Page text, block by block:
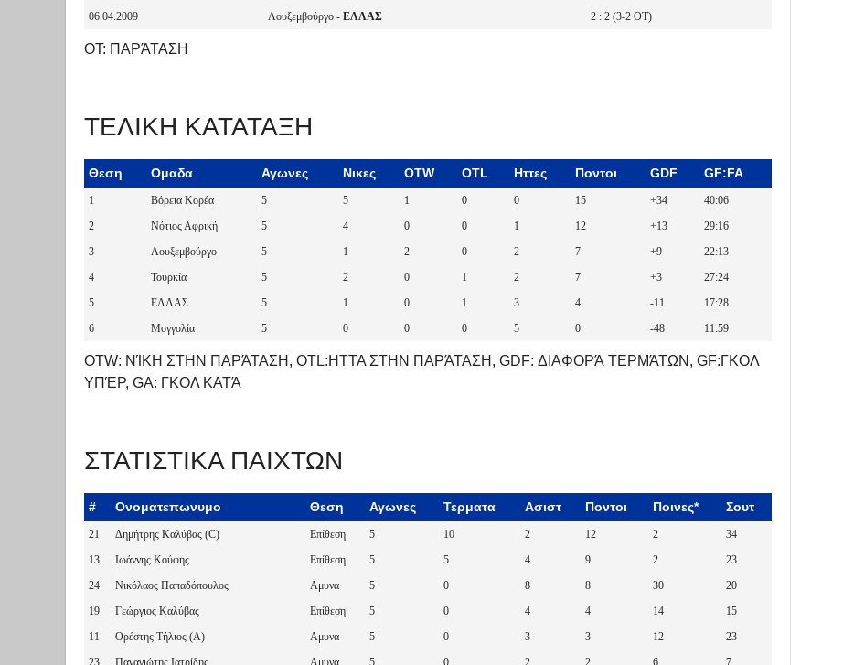
06.04.2009
Λουξεμβούργο - ΕΛΛΑΣ 2 : 2 (3-2 OT)
OT: ΠΑΡΆΤΑΣΗ
ΤΕΛΙΚΗ ΚΑΤΑΤΑΞΗ
Θεση Ομαδα Αγωνες Νικες OTW OTL Ηττες Ποντοι GDF GF:FA
1 Βόρεια Κορέα 5 5 1 0 0 15 +34
40:06
2
Νότιος Αφρική 5 4 0 0 1 12 +13
29:16
3
Λουξεμβούργο 5 1 2 0 2 7 +9
22:13
4
Τουρκία 5 2 0 1 2 7 +3
27:24
5
ΕΛΛΑΣ 5 1 0 1 3 4 -11
17:28
6
Μογγολία 5 0 0 0 5 0 -48 11:59
OTW: ΝΊΚΗ ΣΤΗΝ ΠΑΡΆΤΑΣΗ, OTL:ΗΤΤΑ ΣΤΗΝ ΠΑΡΆΤΑΣΗ, GDF: ΔΙΑΦΟΡΆ ΤΕΡΜΆΤΩΝ, GF:ΓΚΟΛ
ΥΠΈΡ, GA: ΓΚΟΛ ΚΑΤΆ
ΣΤΑΤΙΣΤΙΚΑ ΠΑΙΧΤΩΝ
# Ονοματεπωνυμο Θεση Αγωνες Τερματα Ασιστ Ποντοι Ποινες* Σουτ
21 Δημήτρης Καλύβας (C) Επίθεση 5 10 2 12 2
34
13
Ιωάννης Κούφης Επίθεση 5 5 4 9 2
23
24
Νικόλαος Παπαδόπουλος Αμυνα 5 0 8 8 30
20
19
Γεώργιος Καλύβας Επίθεση 5 0 4 4 14
15
11
Ορέστης Τήλιος (A) Αμυνα 5 0 3 3 12
23
23
Παναγιώτης Ιατρίδης Αμυνα 5 0 2 2 6
7